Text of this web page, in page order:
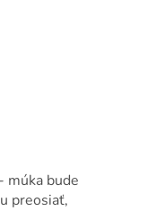
múka bude
preosiať,